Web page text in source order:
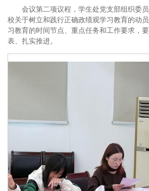
会议第二项议程，学生处党支部组织委
校关于树立和践行正确政绩观学习教育的动
习教育的时间节点、重点任务和工作要求，
表、扎实推进。